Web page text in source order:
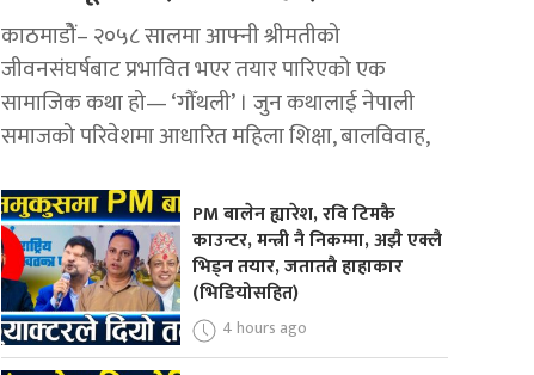
काठमाडोैं– २०५८ सालमा आफ्नी श्रीमतीको
जीवनसंघर्षबाट प्रभावित भएर तयार पारिएको एक
सामाजिक कथा हो— ‘गौँथली’ । जुन कथालाई नेपाली
समाजको परिवेशमा आधारित महिला शिक्षा, बालविवाह,
PM बालेन ह्यारेश, रवि टिमकै
काउन्टर, मन्त्री नै निकम्मा, अझै एक्लै
भिड्न तयार, जताततै हाहाकार
(भिडियोसहित)
4 hours ago